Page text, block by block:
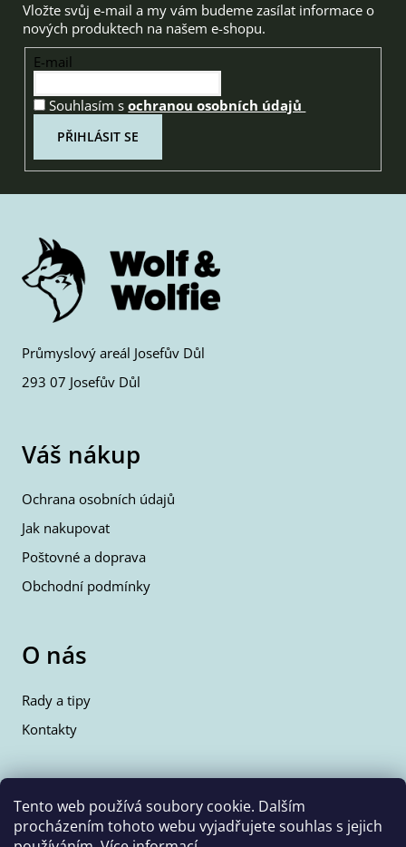
Tento web používá soubory cookie. Dalším
procházením tohoto webu vyjadřujete souhlas s jejich
Vložte svůj e-mail a my vám budeme zasílat informace o
nových produktech na našem e-shopu.
E-mail
Souhlasím sochranou osobních údajů
PŘIHLÁSIT SE
Průmyslový areál Josefův Důl
293 07 Josefův Důl
Váš nákup
Ochrana osobních údajů
Jak nakupovat
Poštovné a doprava
Obchodní podmínky
O nás
Rady a tipy
Kontakty
Kontakty
info@wolfie.cz